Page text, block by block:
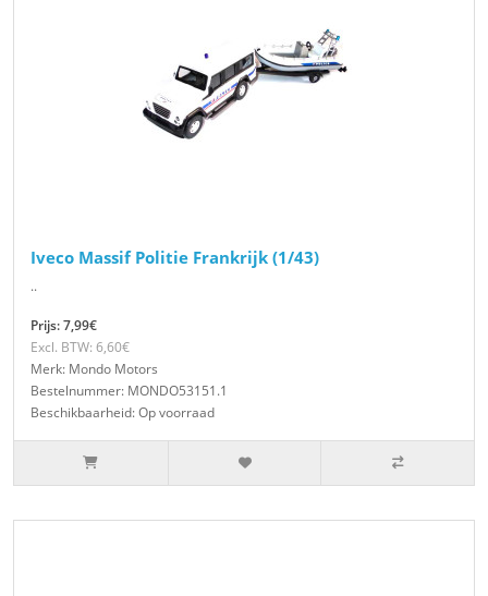
Iveco Massif Politie Frankrijk (1/43)
..
Prijs: 7,99€
Excl. BTW: 6,60€
Merk: Mondo Motors
Bestelnummer: MONDO53151.1
Beschikbaarheid: Op voorraad